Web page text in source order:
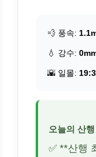
💨 풍속:
💧 강수:
🌇 일몰:
오늘의 산
✅ **산행